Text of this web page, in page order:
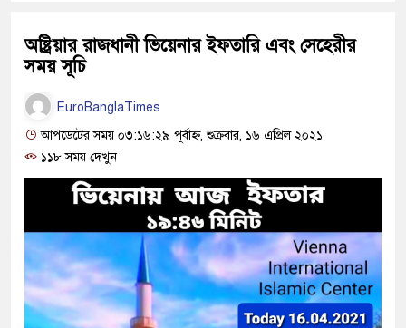
অষ্ট্রিয়ার রাজধানী ভিয়েনার ইফতারি এবং সেহেরীর
সময় সূচি
EuroBanglaTimes
আপডেটের সময় ০৩:১৬:২৯ পূর্বাহ্ন, শুক্রবার, ১৬ এপ্রিল ২০২১
১১৮ সময় দেখুন